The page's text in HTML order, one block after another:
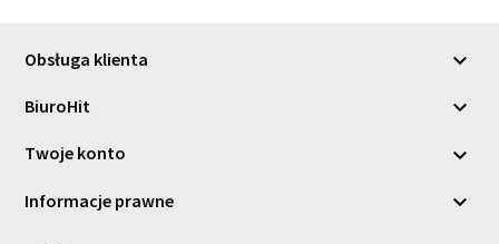
Obsługa klienta 
BiuroHit 
Twoje konto 
Informacje prawne 